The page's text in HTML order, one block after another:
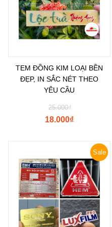
TEM ĐỒNG KIM LOẠI BỀN
ĐẸP, IN SẮC NÉT THEO
YÊU CẦU
₫
25.000
₫
18.000
Sale